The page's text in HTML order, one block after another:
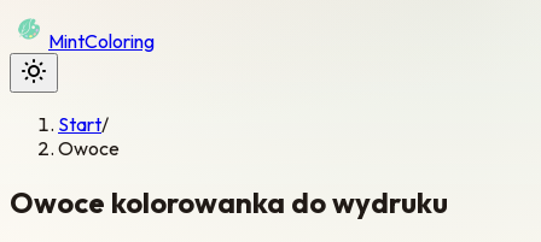
MintColoring
Start/
Owoce
Owoce kolorowanka do wydruku